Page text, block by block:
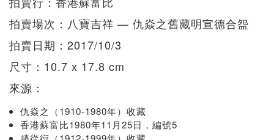
拍賣場次：八寶吉祥 — 仇焱之舊藏明宣德合盌
拍賣日期：2017/10/3
尺寸：10.7 x 17.8 cm
來源：
仇焱之（1910-1980年）收藏
香港蘇富比1980年11月25日，編號5